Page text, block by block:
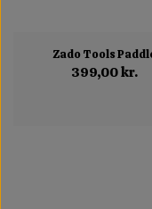
Zado Tools
399,00 kr.